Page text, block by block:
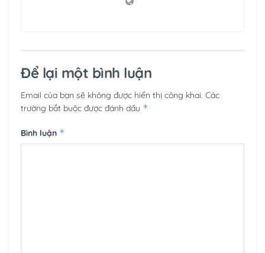
Để lại một bình luận
Email của bạn sẽ không được hiển thị công khai. Các
trường bắt buộc được đánh dấu *
Bình luận *